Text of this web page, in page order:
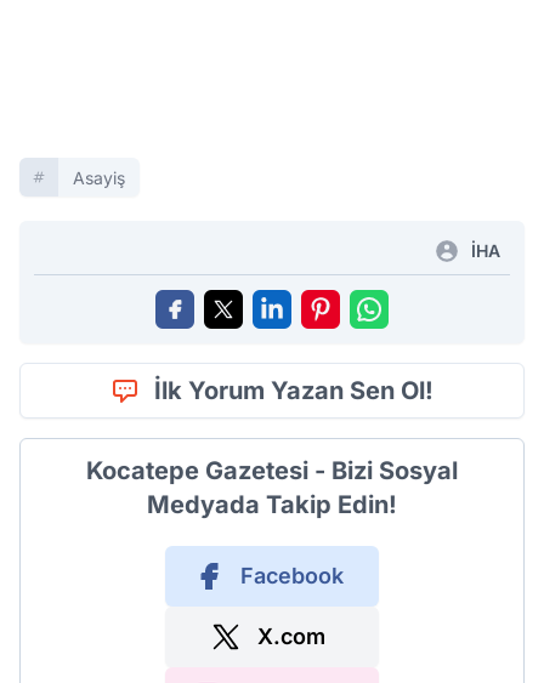
Asayiş
İHA
İlk Yorum Yazan Sen Ol!
Kocatepe Gazetesi - Bizi Sosyal
Medyada Takip Edin!
Facebook
X.com